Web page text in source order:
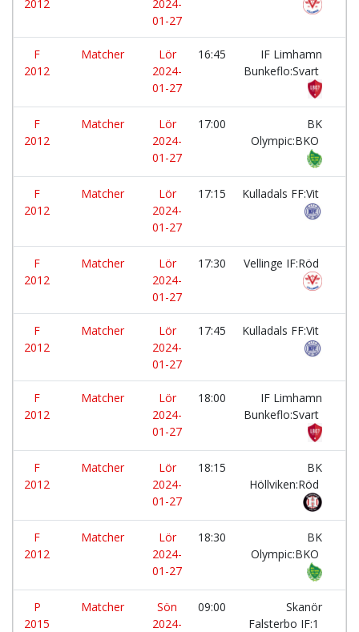
2012
2024-
01-27
F
2012
Matcher
Lör
2024-
01-27
16:45
IF Limhamn
Bunkeflo:Svart
F
2012
Matcher
Lör
2024-
01-27
17:00
BK
Olympic:BKO
F
2012
Matcher
Lör
2024-
01-27
17:15 Kulladals FF:Vit
F
2012
Matcher
Lör
2024-
01-27
17:30 Vellinge IF:Röd
F
2012
Matcher
Lör
2024-
01-27
17:45 Kulladals FF:Vit
F
2012
Matcher
Lör
2024-
01-27
18:00
IF Limhamn
Bunkeflo:Svart
F
2012
Matcher
Lör
2024-
01-27
18:15
BK
Höllviken:Röd
F
2012
Matcher
Lör
2024-
01-27
18:30
BK
Olympic:BKO
P
2015
Matcher
Sön
2024-
09:00
Skanör
Falsterbo IF:1